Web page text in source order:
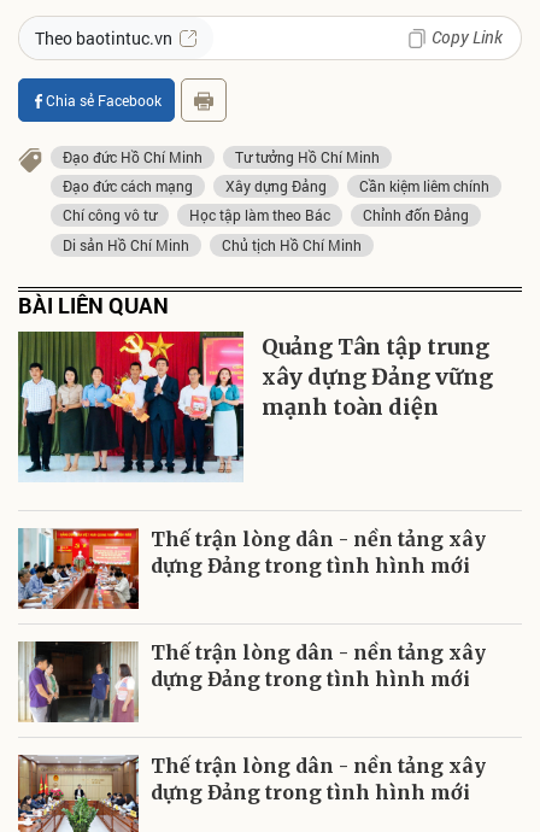
Theo baotintuc.vn Copy Link
Chia sẻ Facebook
Đạo đức Hồ Chí Minh
Tư tưởng Hồ Chí Minh
Đạo đức cách mạng
Xây dựng Đảng
Cần kiệm liêm chính
Chí công vô tư
Học tập làm theo Bác
Chỉnh đốn Đảng
Di sản Hồ Chí Minh
Chủ tịch Hồ Chí Minh
BÀI LIÊN QUAN
Quảng Tân tập trung
xây dựng Đảng vững
mạnh toàn diện
Thế trận lòng dân - nền tảng xây
dựng Đảng trong tình hình mới
Thế trận lòng dân - nền tảng xây
dựng Đảng trong tình hình mới
Thế trận lòng dân - nền tảng xây
dựng Đảng trong tình hình mới